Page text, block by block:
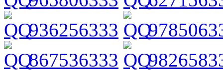
936256333
867536333